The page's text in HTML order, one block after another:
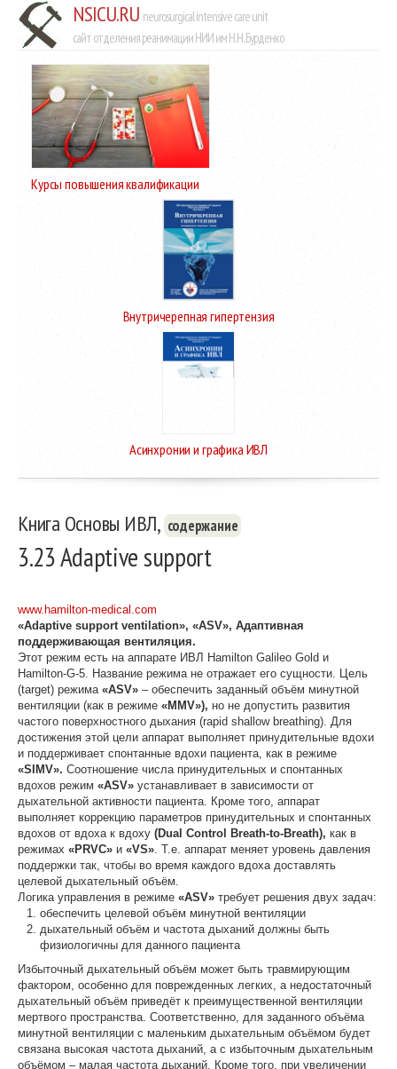
NSICU.RU neurosurgical intensive care unit
сайт отделения реанимации НИИ им Н.Н. Бурденко
Курсы повышения квалификации
Внутричерепная гипертензия
Асинхронии и графика ИВЛ
Книга Основы ИВЛ, содержание
3.23 Adaptive support
www.hamilton-medical.com
«Adaptive support ventilation», «ASV», Адаптивная
поддерживающая вентиляция.
Этот режим есть на аппарате ИВЛ Hamilton Galileo Gold и
Hamilton-G-5. Название режима не отражает его сущности. Цель
(target) режима «ASV» – обеспечить заданный объём минутной
вентиляции (как в режиме «M MV»), но не допустить развития
частого поверхностного дыхания (rapid shallow breathing). Для
достижения этой цели аппарат выполняет принудительные вдохи
и поддерживает спонтанные вдохи пациента, как в режиме
«SIMV». Соотношение числа принудительных и спонтанных
вдохов режим «ASV» устанавливает в зависимости от
дыхательной активности пациента. Кроме того, аппарат
выполняет коррекцию параметров принудительных и спонтанных
вдохов от вдоха к вдоху (Dual Control Breath-to-Breath), как в
режимах «PRVC» и «VS» . Т.е. аппарат меняет уровень давления
поддержки так, чтобы во время каждого вдоха доставлять
целевой дыхательный объём.
Логика управления в режиме «ASV» требует решения двух задач:
обеспечить целевой объём минутной вентиляции
дыхательный объём и частота дыханий должны быть
физиологичны для данного пациента
Избыточный дыхательный объём может быть травмирующим
фактором, особенно для поврежденных легких, а недостаточный
дыхательный объём приведёт к преимущественной вентиляции
мертвого пространства. Соответственно, для заданного объёма
минутной вентиляции с маленьким дыхательным объёмом будет
связана высокая частота дыханий, а с избыточным дыхательным
объёмом – малая частота дыханий. Кроме того, при увеличении